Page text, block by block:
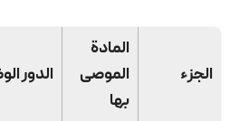
الجزء
المادة
الموصى
بها
الدور